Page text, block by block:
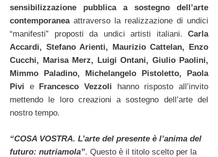
sensibilizzazione pubblica a sostegno dell’arte
contemporaneaattraverso la realizzazione di undici
“manifesti” proposti da undici artisti italiani. Carla
Accardi, Stefano Arienti, Maurizio Cattelan, Enzo
Cucchi, Marisa Merz, Luigi Ontani, Giulio Paolini,
Mimmo Paladino, Michelangelo Pistoletto, Paola
Pivi e Francesco Vezzoli hanno risposto all’invito
mettendo le loro creazioni a sostegno dell’arte del
nostro tempo.
“COSA VOSTRA. L’arte del presente è l’anima del
futuro: nutriamola”. Questo è il titolo scelto per la